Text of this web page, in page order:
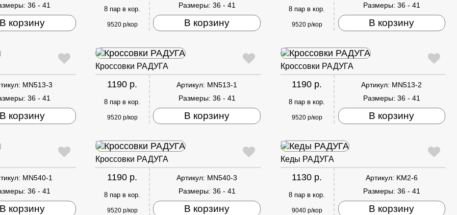
36 - 41
В корзину
8 пар в кор.
9520 р/кор
Размеры: 36 - 41
В корзину
8 пар в кор.
9520 р/кор
Размеры: 36 - 41
В корзину
MN513-3
36 - 41
В корзину
Кроссовки РАДУГА
1190 р.
8 пар в кор.
9520 р/кор
Артикул: MN513-1
Размеры: 36 - 41
В корзину
Кроссовки РАДУГА
1190 р.
8 пар в кор.
9520 р/кор
Артикул: MN513-2
Размеры: 36 - 41
В корзину
MN540-1
36 - 41
В корзину
Кроссовки РАДУГА
1190 р.
8 пар в кор.
9520 р/кор
Артикул: MN540-3
Размеры: 36 - 41
В корзину
Кеды РАДУГА
1130 р.
8 пар в кор.
9040 р/кор
Артикул: KM2-6
Размеры: 36 - 41
В корзину